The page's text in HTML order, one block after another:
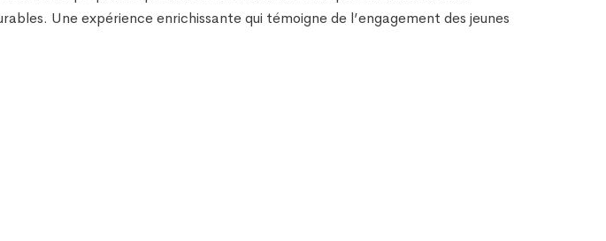
Une expérience enrichissante qui témoigne de l’engagement des jeunes